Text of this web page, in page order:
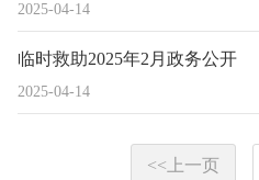
2025-04-14
2025-04-14
临时救助2025年2月政务公开
<<上一页